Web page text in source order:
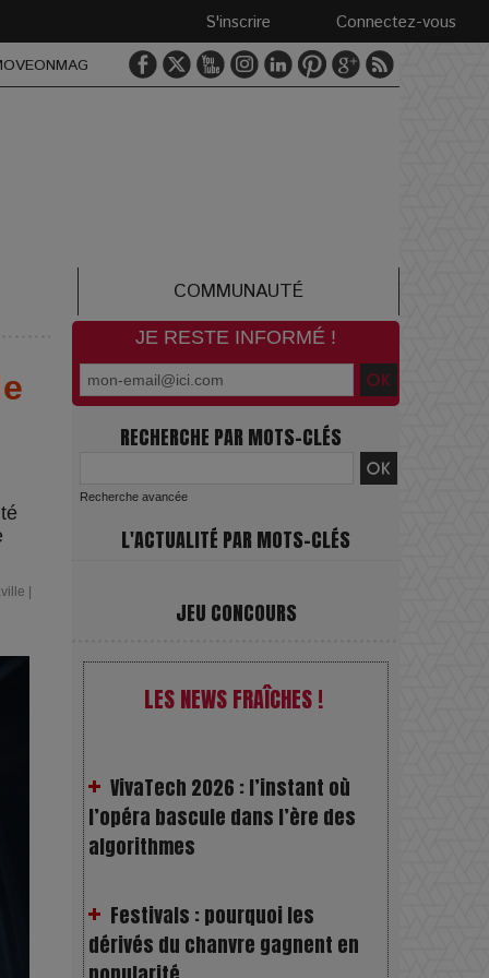
Connectez-vous
S'inscrire
COMMUNAUTÉ
JE RESTE INFORMÉ !
RECHERCHE PAR MOTS-CLÉS
Recherche avancée
L'ACTUALITÉ PAR MOTS-CLÉS
JEU CONCOURS
LES NEWS FRAÎCHES !
VivaTech 2026 : l’instant où
Festivals : pourquoi les
dérivés du chanvre gagnent en
Les Rayons et les Ombres :